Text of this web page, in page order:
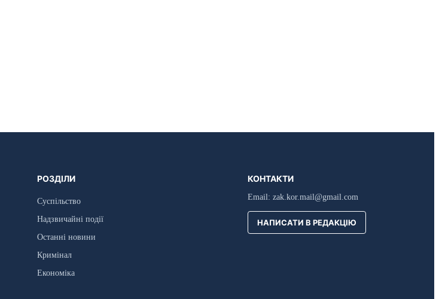
РОЗДІЛИ
Суспільство
Надзвичайні події
Останні новини
Кримінал
Економіка
КОНТАКТИ
Email: zak.kor.mail@gmail.com
НАПИСАТИ В РЕДАКЦІЮ